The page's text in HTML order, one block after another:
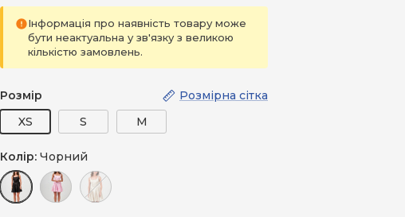
Інформація про наявність товару може
бути неактуальна у зв'язку з великою
кількістю замовлень.
Розмір
Розмірна сітка
XS
S M
Колір: Чорний